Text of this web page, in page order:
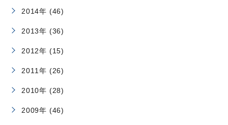
2014年 (46)
2013年 (36)
2012年 (15)
2011年 (26)
2010年 (28)
2009年 (46)